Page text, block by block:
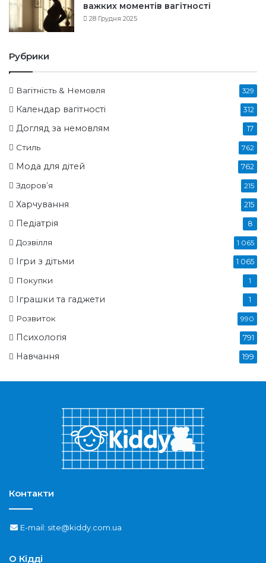
важких моментів вагітності
28 Грудня 2025
Рубрики
Вагітність & Немовля 329
Календар вагітності 312
Догляд за немовлям 17
Стиль 762
Мода для дітей 762
Здоров’я 215
Харчування 215
Педіатрія 8
Дозвілля 1 065
Ігри з дітьми 1 065
Покупки 1
Іграшки та гаджети 1
Розвиток 990
Психологія 791
Навчання 199
Контакти
E-mail: site@kiddy.com.ua
О Кідді